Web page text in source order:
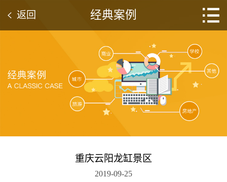
经典案例
返回
重庆云阳龙缸景区
2019-09-25